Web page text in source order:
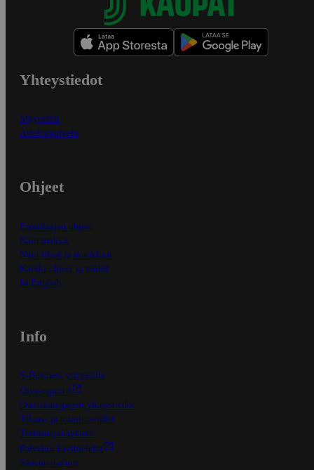
Yhteystiedot
Myymälät
Asiakaspalvelu
Ohjeet
Ensitilaajan ohjeet
Näin maksat
Näin tilaat ja muokkaat
Kaikki ohjeet ja vinkit
In English
Info
S-Business yrityksille
Oiva-raportit
Osuuskauppojen yhteystiedot
Tilaus- ja toimitusehdot
Tietosuojakäytäntö
Palvelun käyttöehdot
Saavutettavuus